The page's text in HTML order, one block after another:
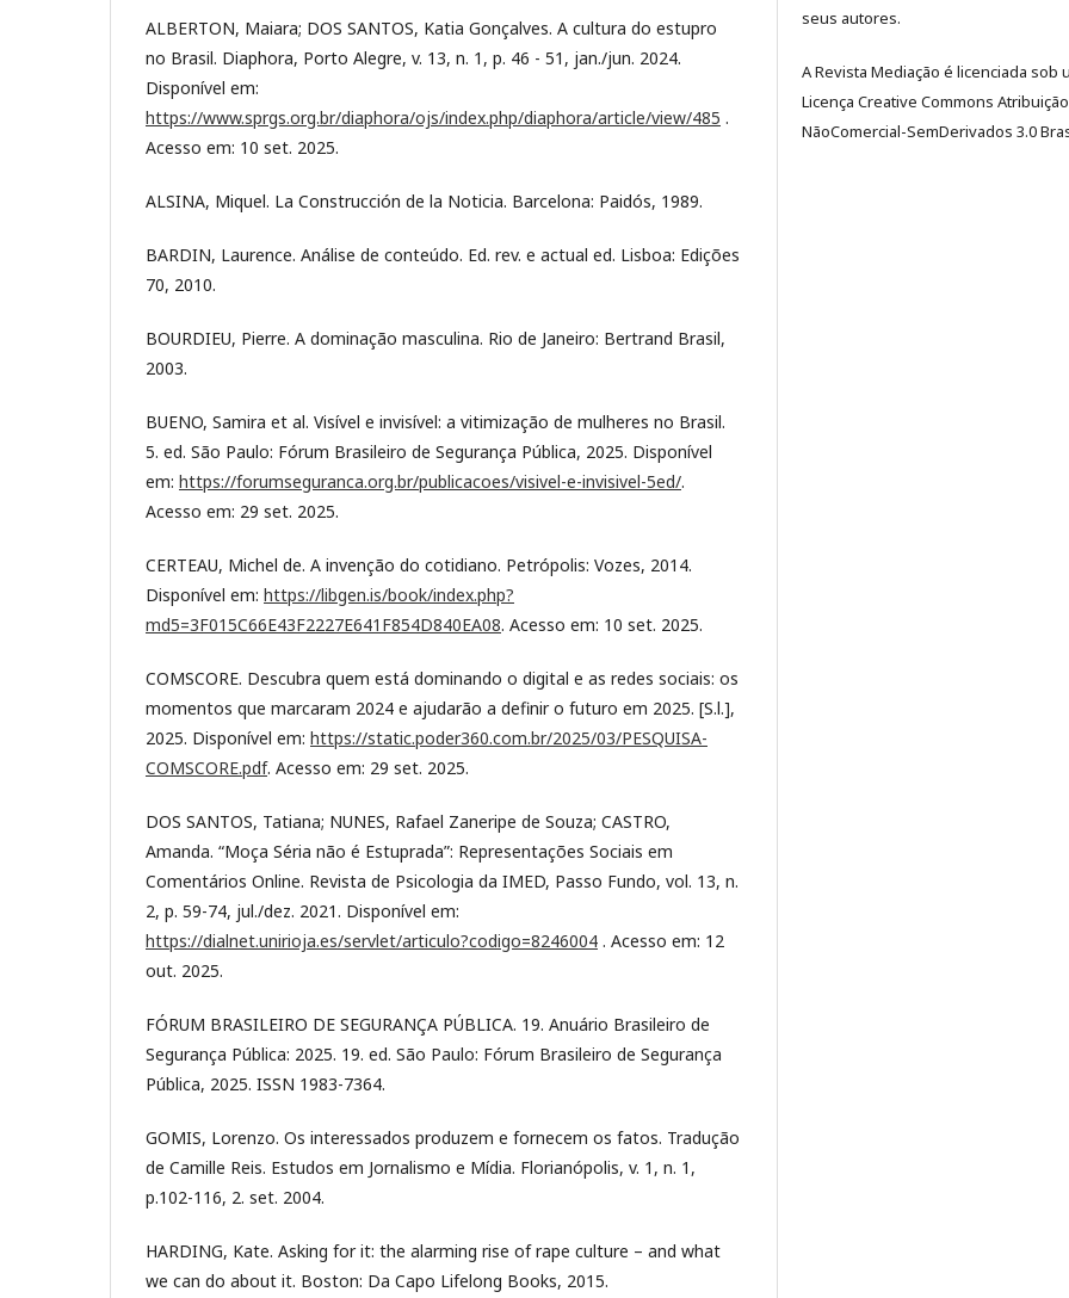
ALBERTON, Maiara; DOS SANTOS, Katia Gonçalves. A cultura do estupro
no Brasil. Diaphora, Porto Alegre, v. 13, n. 1, p. 46 - 51, jan./jun. 2024.
Disponível em:
https://www.sprgs.org.br/diaphora/ojs/index.php/diaphora/article/view/485 .
Acesso em: 10 set. 2025.
ALSINA, Miquel. La Construcción de la Noticia. Barcelona: Paidós, 1989.
BARDIN, Laurence. Análise de conteúdo. Ed. rev. e actual ed. Lisboa: Edições
70, 2010.
BOURDIEU, Pierre. A dominação masculina. Rio de Janeiro: Bertrand Brasil,
2003.
BUENO, Samira et al. Visível e invisível: a vitimização de mulheres no Brasil.
5. ed. São Paulo: Fórum Brasileiro de Segurança Pública, 2025. Disponível
em: https://forumseguranca.org.br/publicacoes/visivel-e-invisivel-5ed/.
Acesso em: 29 set. 2025.
CERTEAU, Michel de. A invenção do cotidiano. Petrópolis: Vozes, 2014.
Disponível em: https://libgen.is/book/index.php?
md5=3F015C66E43F2227E641F854D840EA08. Acesso em: 10 set. 2025.
COMSCORE. Descubra quem está dominando o digital e as redes sociais: os
momentos que marcaram 2024 e ajudarão a definir o futuro em 2025. [S.l.],
2025. Disponível em: https://static.poder360.com.br/2025/03/PESQUISA-
COMSCORE.pdf. Acesso em: 29 set. 2025.
DOS SANTOS, Tatiana; NUNES, Rafael Zaneripe de Souza; CASTRO,
Amanda. “Moça Séria não é Estuprada”: Representações Sociais em
Comentários Online. Revista de Psicologia da IMED, Passo Fundo, vol. 13, n.
2, p. 59-74, jul./dez. 2021. Disponível em:
https://dialnet.unirioja.es/servlet/articulo?codigo=8246004 . Acesso em: 12
out. 2025.
FÓRUM BRASILEIRO DE SEGURANÇA PÚBLICA. 19. Anuário Brasileiro de
Segurança Pública: 2025. 19. ed. São Paulo: Fórum Brasileiro de Segurança
Pública, 2025. ISSN 1983-7364.
GOMIS, Lorenzo. Os interessados produzem e fornecem os fatos. Tradução
de Camille Reis. Estudos em Jornalismo e Mídia. Florianópolis, v. 1, n. 1,
p.102-116, 2. set. 2004.
HARDING, Kate. Asking for it: the alarming rise of rape culture – and what
we can do about it. Boston: Da Capo Lifelong Books, 2015.
seus autores.
A Revista Mediação é licenciada sob
Licença Creative Commons
NãoComercial-SemDerivados 3.0